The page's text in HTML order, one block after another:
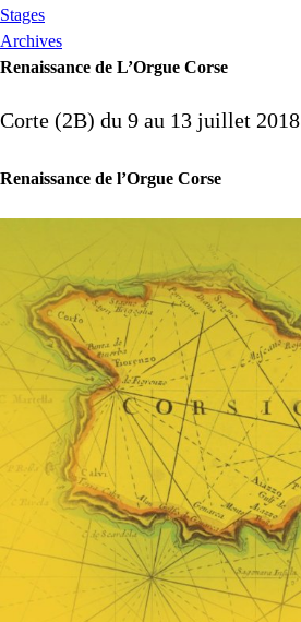
Stages
Archives
Renaissance de L’Orgue Corse
Corte (2B) du 9 au 13 juillet 2018
Renaissance de l’Orgue Corse